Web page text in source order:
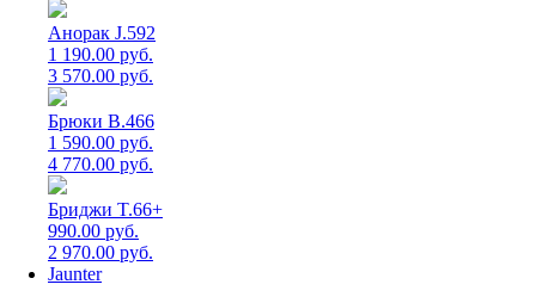
Анорак J.592
1 190.00 руб.
3 570.00 руб.
Брюки B.466
1 590.00 руб.
4 770.00 руб.
Бриджи T.66+
990.00 руб.
2 970.00 руб.
Jaunter